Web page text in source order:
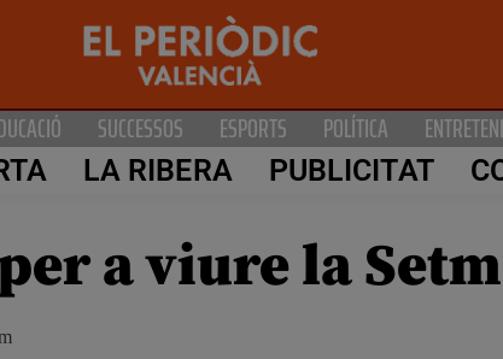
SUCCESSOS ESPORTS POLÍTICA
LA RIBERA PUBLICITAT
a viure la